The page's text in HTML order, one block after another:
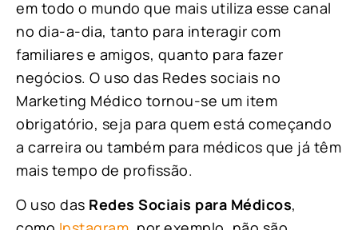
em todo o mundo que mais utiliza esse canal
no dia-a-dia, tanto para interagir com
familiares e amigos, quanto para fazer
negócios. O uso das Redes sociais no
Marketing Médico tornou-se um item
obrigatório, seja para quem está começando
a carreira ou também para médicos que já têm
mais tempo de profissão.
O uso das Redes Sociais para Médicos,